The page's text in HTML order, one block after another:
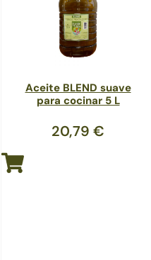
Aceite BLEND suave
para cocinar 5 L
20,79 €